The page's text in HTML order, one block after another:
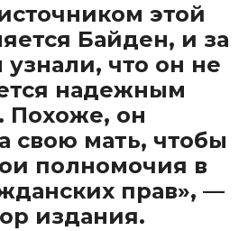
этой
Байден, и за
что он не
надежным
Похоже, он
свою мать, чтобы
полномочия в
прав», —
издания.